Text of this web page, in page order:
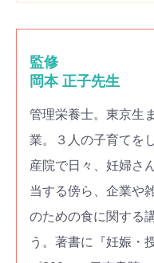
監修
岡本 正子先生
管理栄養士。東京生
業。３人の子育てを
産院で日々、妊婦さ
当する傍ら、企業や
のための食に関する
う。著書に『妊娠・